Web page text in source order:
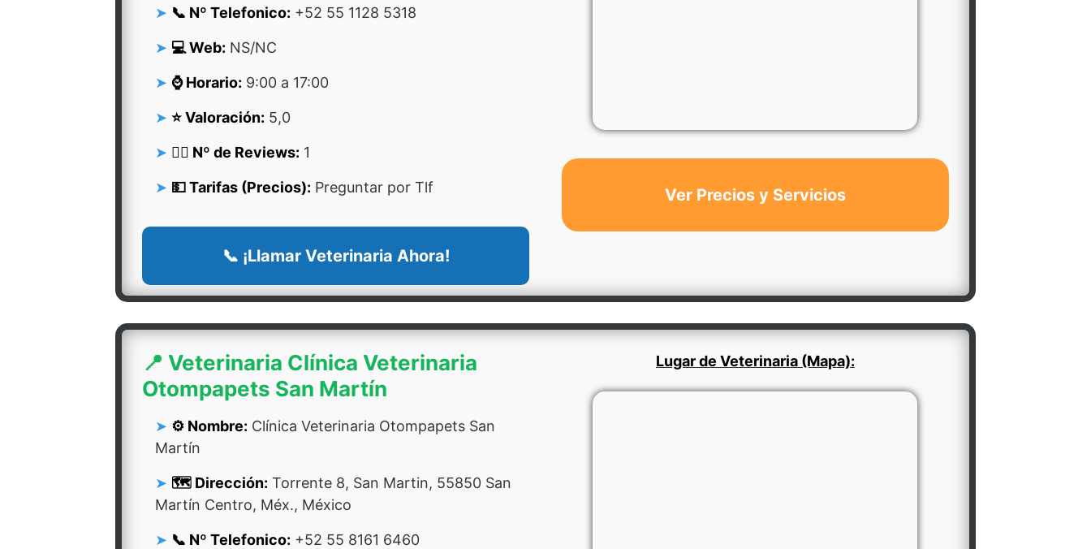
📞 Nº Telefonico: +52 55 1128 5318
💻 Web: NS/NC
⌚ Horario: 9:00 a 17:00
⭐ Valoración: 5,0
👍🏻 Nº de Reviews: 1
💵 Tarifas (Precios): Preguntar por Tlf
📞 ¡Llamar Veterinaria Ahora!
Ver Precios y Servicios
📍 Veterinaria Clínica Veterinaria
Otompapets San Martín
⚙️ Nombre: Clínica Veterinaria Otompapets San
Martín
🗺️ Dirección: Torrente 8, San Martin, 55850 San
Martín Centro, Méx., México
📞 Nº Telefonico: +52 55 8161 6460
Lugar de Veterinaria (Mapa):